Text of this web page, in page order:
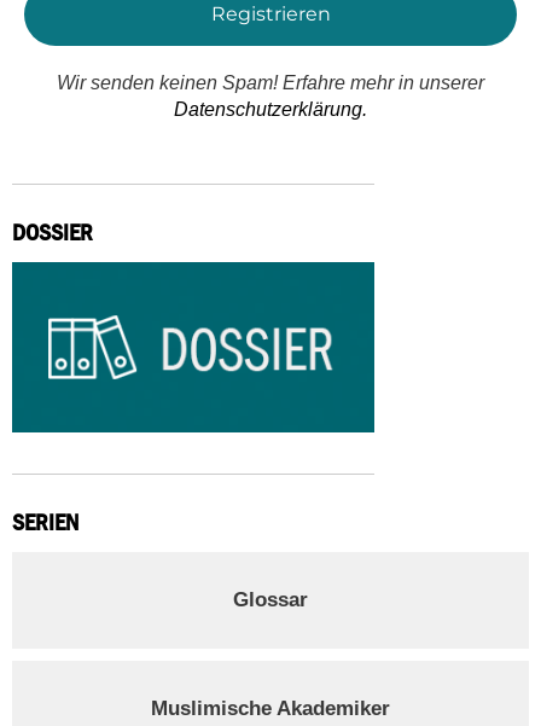
Wir senden keinen Spam! Erfahre mehr in unserer
Datenschutzerklärung.
DOSSIER
SERIEN
Glossar
Muslimische Akademiker